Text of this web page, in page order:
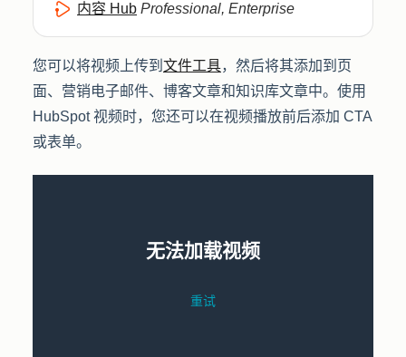
内容 Hub Professional, Enterprise
您可以将视频上传到 文件工具，然后将其添加到页
面、营销电子邮件、博客文章和知识库文章中。使用
HubSpot 视频时，您还可以在视频播放前后添加 CTA
或表单。